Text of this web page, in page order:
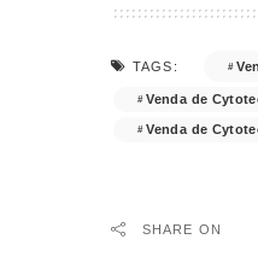
TAGS:
Venda de
Venda de
SHARE ON